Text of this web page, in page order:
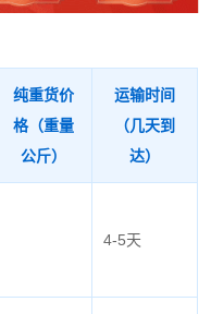
纯重货价
格（重量
公斤）
运输时间
（几天到
达）
4-5天